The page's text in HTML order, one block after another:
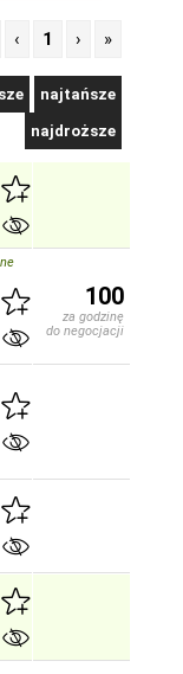
‹ 1 › »
najtańsze
najdroższe
100
za godzinę
do negocjacji